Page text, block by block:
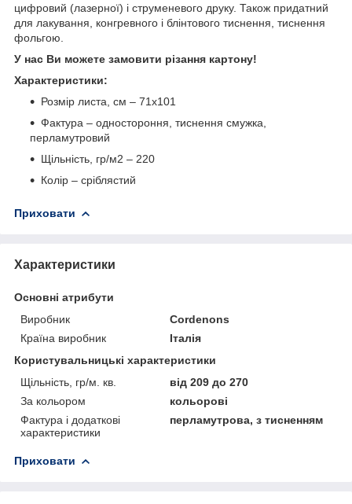
цифровий (лазерної) і струменевого друку. Також придатний
для лакування, конгревного і блінтового тиснення, тиснення
фольгою.
У нас Ви можете замовити різання картону!
Характеристики:
Розмір листа, см – 71х101
Фактура – одностороння, тиснення смужка,
перламутровий
Щільність, гр/м2 – 220
Колір – сріблястий
Приховати
Характеристики
Основні атрибути
Виробник
Cordenons
Країна виробник
Італія
Користувальницькі характеристики
Щільність, гр/м. кв.
від 209 до 270
За кольором
кольорові
Фактура і додаткові
характеристики
перламутрова, з тисненням
Приховати